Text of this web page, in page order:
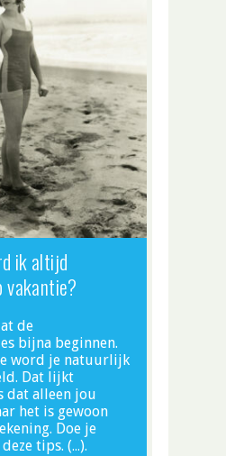
ik altijd
vakantie?
de
bijna beginnen.
word je natuurlijk
Dat lijkt
dat alleen jou
het is gewoon
Doe je
tips. (…).